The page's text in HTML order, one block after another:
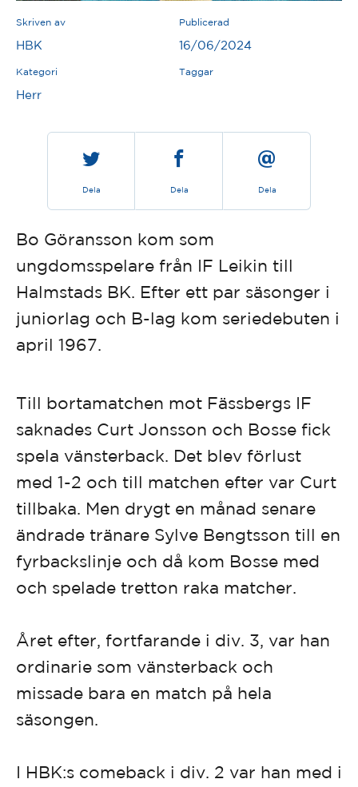
Skriven av
HBK
Publicerad
16/06/2024
Kategori
Herr
Taggar
Dela Dela Dela
Bo Göransson kom som
ungdomsspelare från IF Leikin till
Halmstads BK. Efter ett par säsonger i
juniorlag och B-lag kom seriedebuten i
april 1967.
Till bortamatchen mot Fässbergs IF
saknades Curt Jonsson och Bosse fick
spela vänsterback. Det blev förlust
med 1-2 och till matchen efter var Curt
tillbaka. Men drygt en månad senare
ändrade tränare Sylve Bengtsson till en
fyrbackslinje och då kom Bosse med
och spelade tretton raka matcher.
Året efter, fortfarande i div. 3, var han
ordinarie som vänsterback och
missade bara en match på hela
säsongen.
I HBK:s comeback i div. 2 var han med i